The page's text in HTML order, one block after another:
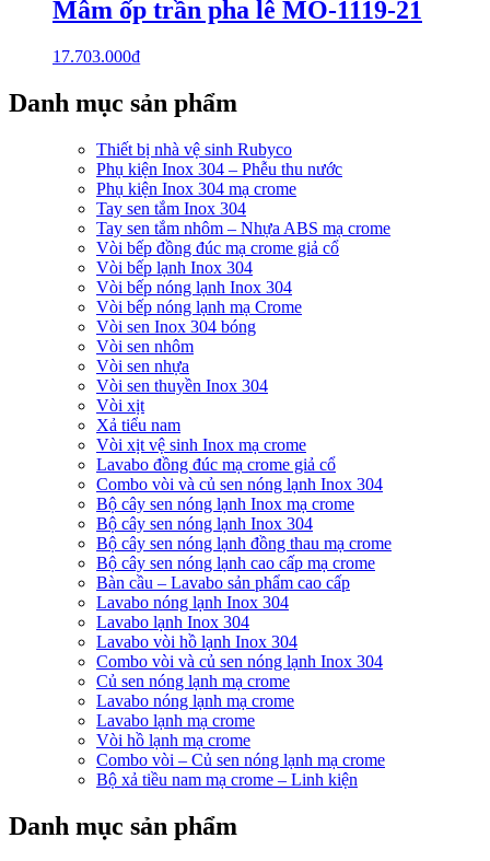
Mâm ốp trần pha lê MO-1119-21
17.703.000₫
Danh mục sản phẩm
Thiết bị nhà vệ sinh Rubyco
Phụ kiện Inox 304 – Phễu thu nước
Phụ kiện Inox 304 mạ crome
Tay sen tắm Inox 304
Tay sen tắm nhôm – Nhựa ABS mạ crome
Vòi bếp đồng đúc mạ crome giả cổ
Vòi bếp lạnh Inox 304
Vòi bếp nóng lạnh Inox 304
Vòi bếp nóng lạnh mạ Crome
Vòi sen Inox 304 bóng
Vòi sen nhôm
Vòi sen nhựa
Vòi sen thuyền Inox 304
Vòi xịt
Xả tiểu nam
Vòi xịt vệ sinh Inox mạ crome
Lavabo đồng đúc mạ crome giả cổ
Combo vòi và củ sen nóng lạnh Inox 304
Bộ cây sen nóng lạnh Inox mạ crome
Bộ cây sen nóng lạnh Inox 304
Bộ cây sen nóng lạnh đồng thau mạ crome
Bộ cây sen nóng lạnh cao cấp mạ crome
Bàn cầu – Lavabo sản phẩm cao cấp
Lavabo nóng lạnh Inox 304
Lavabo lạnh Inox 304
Lavabo vòi hồ lạnh Inox 304
Combo vòi và củ sen nóng lạnh Inox 304
Củ sen nóng lạnh mạ crome
Lavabo nóng lạnh mạ crome
Lavabo lạnh mạ crome
Vòi hồ lạnh mạ crome
Combo vòi – Củ sen nóng lạnh mạ crome
Bộ xả tiều nam mạ crome – Linh kiện
Danh mục sản phẩm